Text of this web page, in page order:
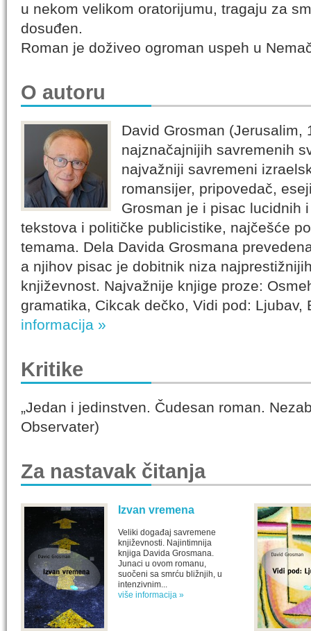
u nekom velikom oratorijumu, tragaju za
dosuđen.
Roman je doživeo ogroman uspeh u
O autoru
David Grosman (Jerusalim,
najznačajnijih savremenih
najvažniji savremeni
romansijer, pripovedač,
Grosman je i pisac lucidnih
tekstova i političke publicistike, najčešće
temama. Dela Davida Grosmana
a njihov pisac je dobitnik niza
književnost. Najvažnije knjige proze:
gramatika, Cikcak dečko, Vidi pod:
informacija »
Kritike
„Jedan i jedinstven. Čudesan roman.
Observater)
Za nastavak čitanja
Izvan vremena
Veliki događaj savremene
književnosti. Najintimnija
knjiga Davida Grosmana.
Junaci u ovom romanu,
suočeni sa smrću bližnjih, u
intenzivnim...
više informacija »